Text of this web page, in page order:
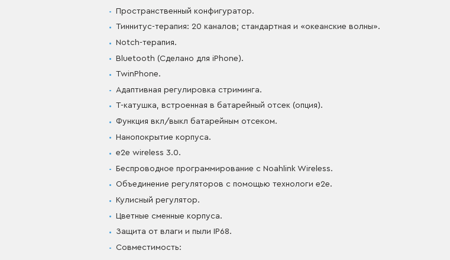
Пространственный конфигуратор.
Тиннитус-терапия: 20 каналов; стандартная и «океанские волны».
Notch-терапия.
Bluetooth (Сделано для iPhone).
TwinPhone.
Адаптивная регулировка стриминга.
Т-катушка, встроенная в батарейный отсек (опция).
Функция вкл/выкл батарейным отсеком.
Нанопокрытие корпуса.
e2e wireless 3.0.
Беспроводное программирование с Noahlink Wireless.
Объединение регуляторов с помощью технологи e2e.
Кулисный регулятор.
Цветные сменные корпуса.
Защита от влаги и пыли IP68.
Совместимость: